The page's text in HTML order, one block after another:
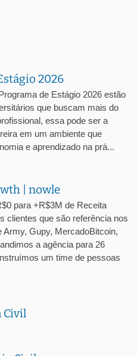
2026
de Estágio 2026 estão
que buscam mais do
essa pode ser a
em um ambiente que
e aprendizado na prá...
| nowle
para +R$3M de Receita
clientes que são referência nos
Gupy, MercadoBitcoin,
a agência para 26
um time de pessoas
Civil